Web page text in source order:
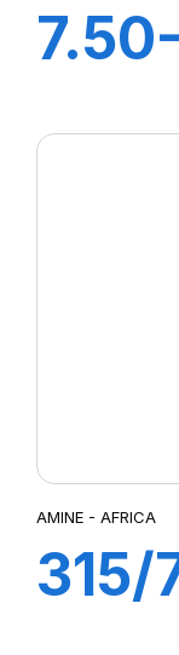
AMINE - AFRICA
315/